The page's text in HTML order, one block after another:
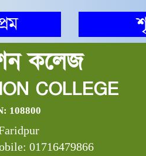
কলেজ
COLLEGE
108800
01716479866